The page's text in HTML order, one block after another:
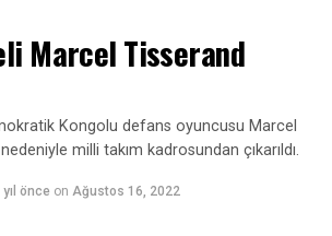
üst üste geldi
ve Fenerbahçe Teknik Direktörü
üst üste geldiğini ifade etti.
bu sezonun iki önemli yarışı
Şampiyonası, diğeri de Dünya
Marcel Tisserand
Kongolu defans oyuncusu Marcel
milli takım kadrosundan çıkarıldı.
yıl önce on Ağustos 16, 2022